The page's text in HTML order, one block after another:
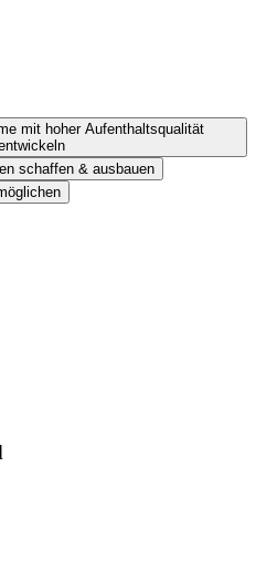
mit hoher Aufenthaltsqualität
schaffen & ausbauen